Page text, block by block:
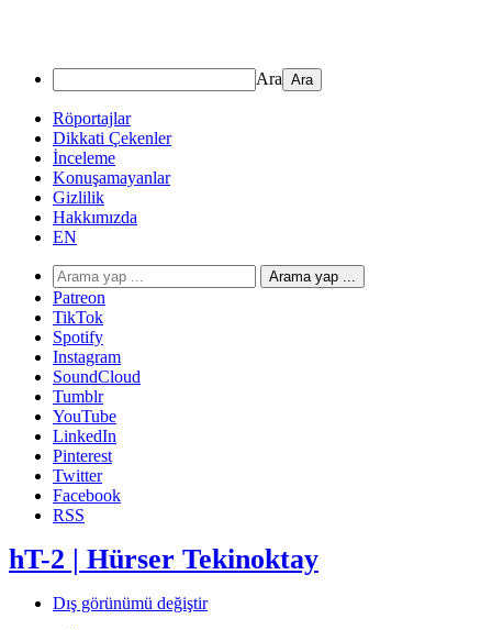
Ara
Röportajlar
Dikkati Çekenler
İnceleme
Konuşamayanlar
Gizlilik
Hakkımızda
EN
Arama yap ...
Patreon
TikTok
Spotify
Instagram
SoundCloud
Tumblr
YouTube
LinkedIn
Pinterest
Twitter
Facebook
RSS
hT-2 | Hürser Tekinoktay
Dış görünümü değiştir